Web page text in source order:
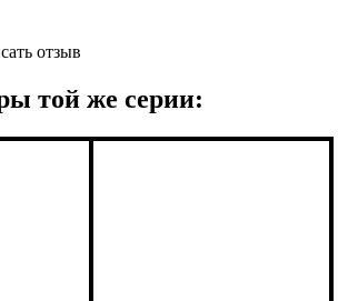
отзыв
той же серии: